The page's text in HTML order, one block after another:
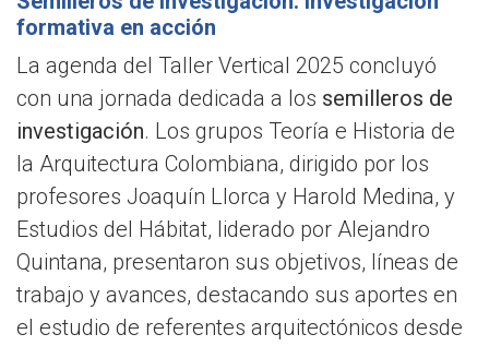
formativa en acción
La agenda del Taller Vertical 2025 concluyó
con una jornada dedicada a los semilleros de
investigación. Los grupos Teoría e Historia de
la Arquitectura Colombiana, dirigido por los
profesores Joaquín Llorca y Harold Medina, y
Estudios del Hábitat, liderado por Alejandro
Quintana, presentaron sus objetivos, líneas de
trabajo y avances, destacando sus aportes en
el estudio de referentes arquitectónicos desde